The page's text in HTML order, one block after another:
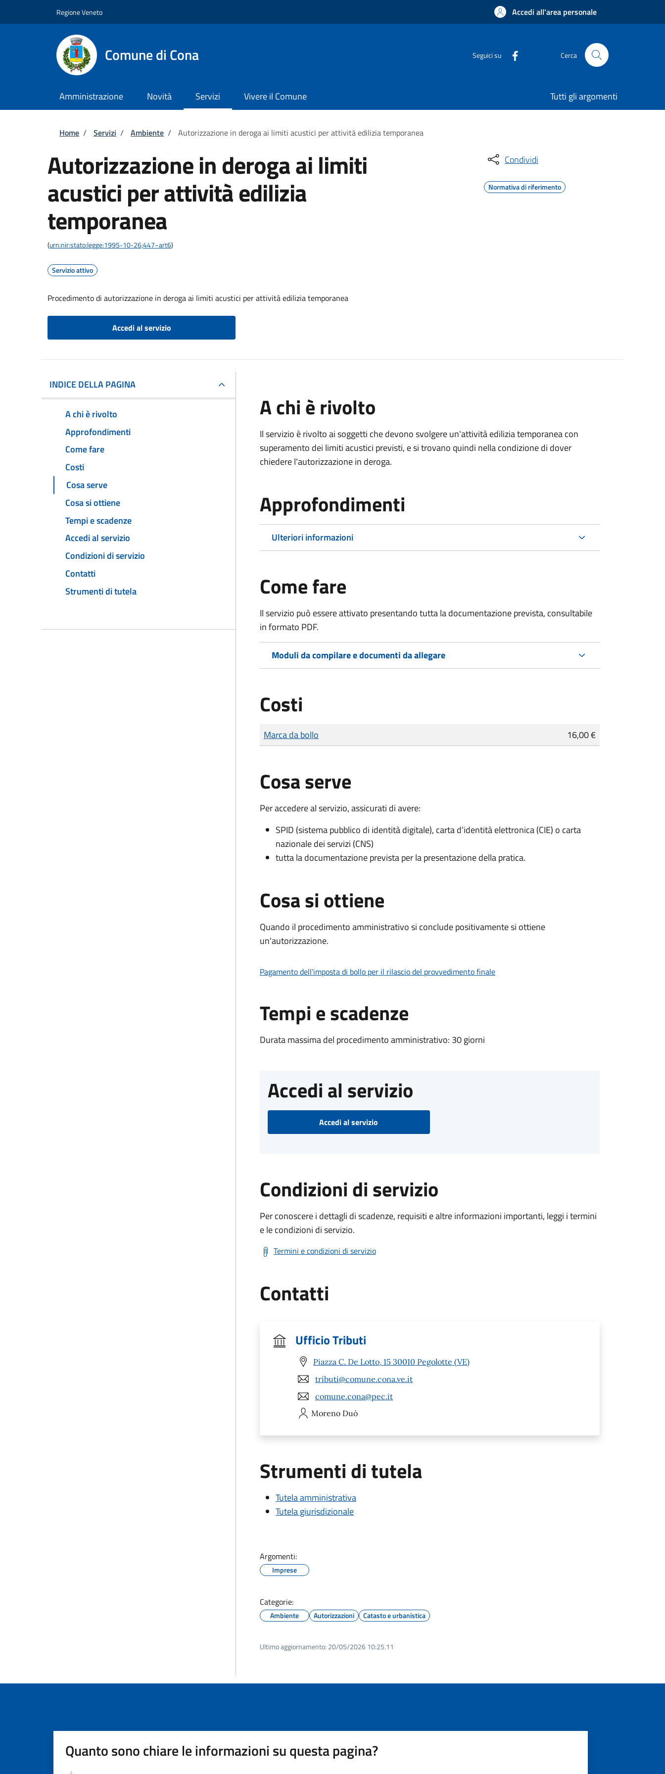
Regione Veneto Accedi all'area personale
Comune di Cona Seguici su Cerca
Amministrazione Novità Servizi Vivere il Comune Tutti gli argomenti
Briciole di pane
Home / Servizi / Ambiente / Autorizzazione in deroga ai limiti acustici per attività edilizia temporanea
Autorizzazione in deroga ai limiti
acustici per attività edilizia
temporanea
(urn:nir:stato:legge:1995-10-26;447~art6)
Servizio attivo
Procedimento di autorizzazione in deroga ai limiti acustici per attività edilizia temporanea
Accedi al servizio
Condividi
Normativa di riferimento
INDICE DELLA PAGINA
A chi è rivolto
Approfondimenti
Come fare
Costi
Cosa serve
Cosa si ottiene
Tempi e scadenze
Accedi al servizio
Condizioni di servizio
Contatti
Strumenti di tutela
A chi è rivolto
Il servizio è rivolto ai soggetti che devono svolgere un'attività edilizia temporanea con
superamento dei limiti acustici previsti, e si trovano quindi nella condizione di dover
chiedere l'autorizzazione in deroga.
Approfondimenti
Ulteriori informazioni
Come fare
Il servizio può essere attivato presentando tutta la documentazione prevista, consultabile
in formato PDF.
Moduli da compilare e documenti da allegare
Costi
Tipo di pagamento
Importo
Marca da bollo 16,00 €
Cosa serve
Per accedere al servizio, assicurati di avere:
SPID (sistema pubblico di identità digitale), carta d’identità elettronica (CIE) o carta
nazionale dei servizi (CNS)
tutta la documentazione prevista per la presentazione della pratica.
Cosa si ottiene
Quando il procedimento amministrativo si conclude positivamente si ottiene
un'autorizzazione.
Pagamento dell'imposta di bollo per il rilascio del provvedimento finale
Tempi e scadenze
Durata massima del procedimento amministrativo: 30 giorni
Accedi al servizio
Accedi al servizio
Condizioni di servizio
Per conoscere i dettagli di scadenze, requisiti e altre informazioni importanti, leggi i termini
e le condizioni di servizio.
Termini e condizioni di servizio
Contatti
Ufficio Tributi
Piazza C. De Lotto, 15 30010 Pegolotte (VE)
tributi@comune.cona.ve.it
comune.cona@pec.it
Moreno Duò
Strumenti di tutela
Tutela amministrativa
Tutela giurisdizionale
Argomenti:
Imprese
Categorie:
Ambiente Autorizzazioni Catasto e urbanistica
Ultimo aggiornamento: 20/05/2026 10:25.11
Quanto sono chiare le informazioni su questa pagina?
Valutazione